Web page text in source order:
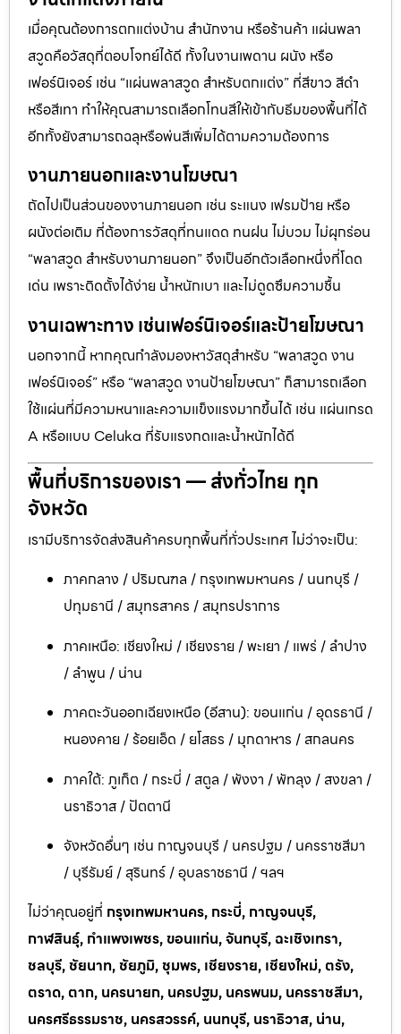
เมื่อคุณต้องการตกแต่งบ้าน สำนักงาน หรือร้านค้า แผ่นพลา
สวูดคือวัสดุที่ตอบโจทย์ได้ดี ทั้งในงานเพดาน ผนัง หรือ
เฟอร์นิเจอร์ เช่น “แผ่นพลาสวูด สำหรับตกแต่ง” ที่สีขาว สีดำ
หรือสีเทา ทำให้คุณสามารถเลือกโทนสีให้เข้ากับธีมของพื้นที่ได้
อีกทั้งยังสามารถฉลุหรือพ่นสีเพิ่มได้ตามความต้องการ
งานภายนอกและงานโฆษณา
ถัดไปเป็นส่วนของงานภายนอก เช่น ระแนง เฟรมป้าย หรือ
ผนังต่อเติม ที่ต้องการวัสดุที่ทนแดด ทนฝน ไม่บวม ไม่ผุกร่อน
“พลาสวูด สำหรับงานภายนอก” จึงเป็นอีกตัวเลือกหนึ่งที่โดด
เด่น เพราะติดตั้งได้ง่าย น้ำหนักเบา และไม่ดูดซึมความชื้น
งานเฉพาะทาง เช่นเฟอร์นิเจอร์และป้ายโฆษณา
นอกจากนี้ หากคุณกำลังมองหาวัสดุสำหรับ “พลาสวูด งาน
เฟอร์นิเจอร์” หรือ “พลาสวูด งานป้ายโฆษณา” ก็สามารถเลือก
ใช้แผ่นที่มีความหนาและความแข็งแรงมากขึ้นได้ เช่น แผ่นเกรด
A หรือแบบ Celuka ที่รับแรงกดและน้ำหนักได้ดี
พื้นที่บริการของเรา — ส่งทั่วไทย ทุก
จังหวัด
เรามีบริการจัดส่งสินค้าครบทุกพื้นที่ทั่วประเทศ ไม่ว่าจะเป็น:
ภาคกลาง / ปริมณฑล / กรุงเทพมหานคร / นนทบุรี /
ปทุมธานี / สมุทรสาคร / สมุทรปราการ
ภาคเหนือ: เชียงใหม่ / เชียงราย / พะเยา / แพร่ / ลำปาง
/ ลำพูน / น่าน
ภาคตะวันออกเฉียงเหนือ (อีสาน): ขอนแก่น / อุดรธานี /
หนองคาย / ร้อยเอ็ด / ยโสธร / มุกดาหาร / สกลนคร
ภาคใต้: ภูเก็ต / กระบี่ / สตูล / พังงา / พัทลุง / สงขลา /
นราธิวาส / ปัตตานี
จังหวัดอื่นๆ เช่น กาญจนบุรี / นครปฐม / นครราชสีมา
/ บุรีรัมย์ / สุรินทร์ / อุบลราชธานี / ฯลฯ
ไม่ว่าคุณอยู่ที่ กรุงเทพมหานคร, กระบี่, กาญจนบุรี,
กาฬสินธุ์, กำแพงเพชร, ขอนแก่น, จันทบุรี, ฉะเชิงเทรา,
ชลบุรี, ชัยนาท, ชัยภูมิ, ชุมพร, เชียงราย, เชียงใหม่, ตรัง,
ตราด, ตาก, นครนายก, นครปฐม, นครพนม, นครราชสีมา,
นครศรีธรรมราช, นครสวรรค์, นนทบุรี, นราธิวาส, น่าน,